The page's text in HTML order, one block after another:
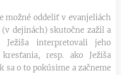
možné oddeliť v evanjeliách
dejinách) skutočne zažil a
interpretovali jeho
resp. ako Ježiša
sa o to pokúsime a začneme